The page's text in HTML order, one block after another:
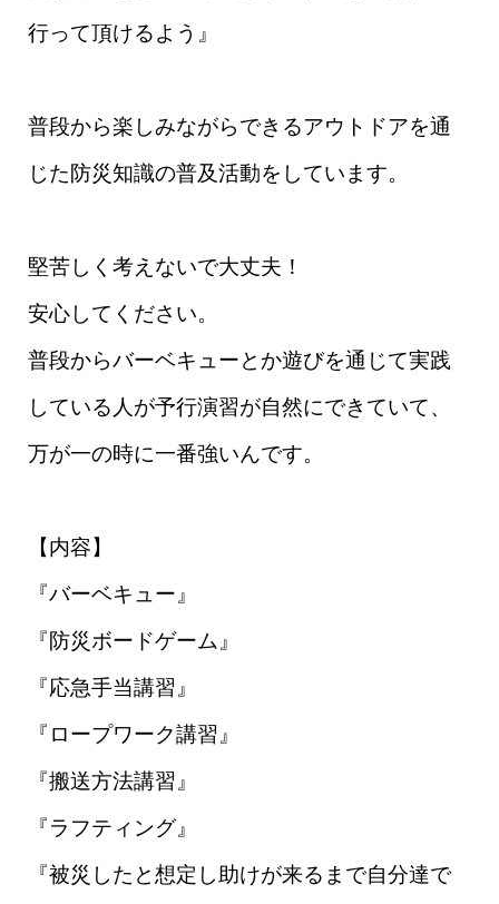
行って頂けるよう』
普段から楽しみながらできるアウトドアを通
じた防災知識の普及活動をしています。
堅苦しく考えないで大丈夫！
安心してください。
普段からバーベキューとか遊びを通じて実践
している人が予行演習が自然にできていて、
万が一の時に一番強いんです。
【内容】
『バーベキュー』
『防災ボードゲーム』
『応急手当講習』
『ロープワーク講習』
『搬送方法講習』
『ラフティング』
『被災したと想定し助けが来るまで自分達で